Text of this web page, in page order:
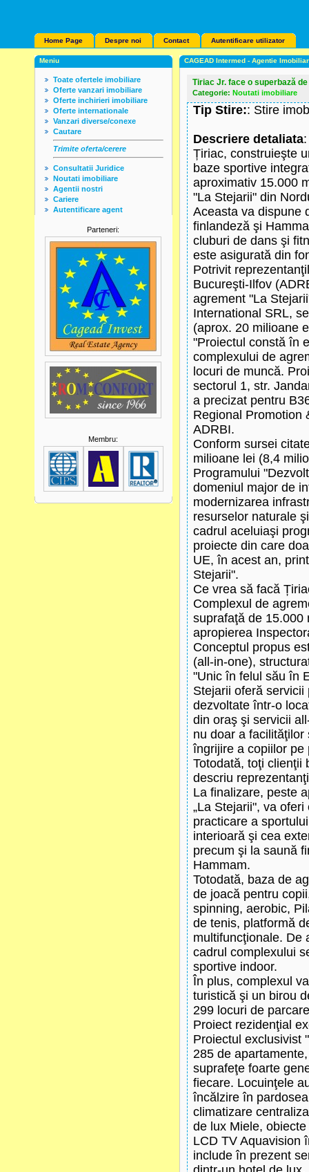
Home Page Despre noi Contact Autentificare utilizator
Meniu
Toate ofertele imobiliare
Oferte vanzari imobiliare
Oferte inchirieri imobiliare
Oferte internationale
Vanzari diverse/conexe
Cautare
Trimite oferta/cerere
Consultatii Juridice
Noutati imobiliare
Agentii nostri
Cariere
Autentificare agent
Parteneri:
Membru:
CAGEAD Intermed - Agentie
Tiriac Jr. face o superbază
Categorie: Noutati imobiliare
Tip Stire:: Stire
Descriere detaliata
Țiriac, construieşte
baze sportive
aproximativ 15.000
"La Stejarii" din
Aceasta va dispune
finlandeză şi
cluburi de dans şi
este asigurată din
Potrivit
Bucureşti-Ilfov
agrement "La
International SRL,
(aprox. 20 milioane
"Proiectul constă în
complexului de
locuri de muncă.
sectorul 1, str.
a precizat pentru
Regional Promotion
ADRBI.
Conform sursei
milioane lei (8,4
Programului
domeniul major de
modernizarea
resurselor naturale
cadrul aceluiaşi
proiecte din care
UE, în acest an,
Stejarii".
Ce vrea să facă
Complexul de
suprafaţă de 15.000
apropierea
Conceptul propus
(all-in-one),
"Unic în felul său în
Stejarii oferă
dezvoltate într-o
din oraş şi servicii
nu doar a
îngrijire a copiilor pe
Totodată, toţi clienţii
descriu
La finalizare, peste
„La Stejarii", va
practicare a
interioară şi cea
precum şi la saună
Hammam.
Totodată, baza de
de joacă pentru
spinning, aerobic,
de tenis, platformă
multifuncţionale. De
cadrul complexului
sportive indoor.
În plus, complexul
turistică şi un birou
299 locuri de
Proiect rezidenţial
Proiectul exclusivist
285 de
suprafeţe foarte
fiecare. Locuinţele
încălzire în
climatizare
de lux Miele,
LCD TV Aquavision
include în prezent